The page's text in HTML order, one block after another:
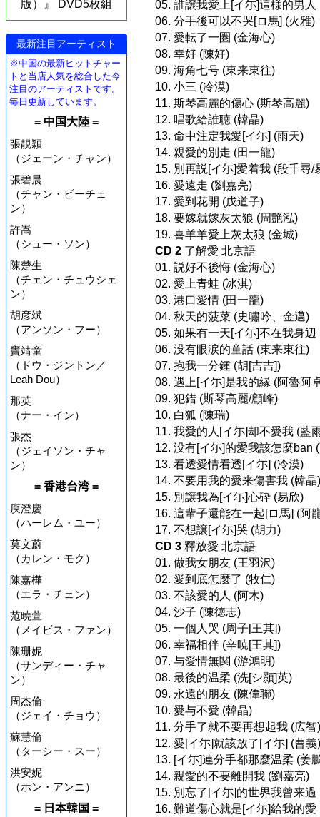
版）』 DVD5枚組
最新注目アーティスト
※中国の最新ヒットチャー
トと当店人気を総合した今
注目のアーティストです。
毎日更新しています。
= 中国大陸 =
張靚穎
（ジェーン・チャン）
張碧晨
（チャン・ビーチェ
ン）
許嵩
（シュー・ソン）
陳楚生
（チェン・チュウシェ
ン）
胡彦斌
（アンソン・フー）
竇靖童
（ドウ・ジントン／
Leah Dou）
那英
（ナー・イン）
張杰
（ジェイソン・チャ
ン）
= 香港台湾 =
庾澄慶
（ハーレム・ユー）
莫文蔚
（カレン・モク）
陳嘉樺
（エラ・チェン）
范曉萱
（メイビス・ファン）
陳珊妮
（サンディー・チャ
ン）
周杰倫
（ジェイ・チョウ）
蘇慧倫
（ターシー・スー）
洪安妮
（ホン・アンニ）
= 日本韓国 =
05. 誰譲我愛上[イ尓]這様的男人
06. 分手後可以不哭[ロ馬] (火雅)
07. 愛転了一圏 (金海心)
08. 幸好 (陳好)
09. 海角七号 (東来東往)
10. 小三 (冷漠)
11. 斯琴高麗的傷心 (斯琴高麗)
12. 唱歌給誰聴 (韓晶)
13. 命中注定我愛[イ尓] (雨天)
14. 親愛的別走 (田一龍)
15. 別再説[イ尓]愛着我 (段千尋/
16. 愛遠走 (劉嘉亮)
17. 愛到花開 (戊道子)
18. 要嫁就嫁灰太狼 (周艶泓)
19. 喜羊羊愛上灰太狼 (金城)
CD 2 了解愛 北京語
01. 説好不後悔 (金海心)
02. 愛上青蛙 (冰淇)
03. 港口愛情 (田一龍)
04. 秋天的菠菜 (史嘯吟、金邁)
05. 如果有一天[イ尓]不在我身辺
06. 没有眼涙的童話 (東来東往)
07. 抱我一分鍾 (胡[吉吉])
08. 遇上[イ尓]是我的縁 (阿魯阿
09. 犯錯 (斯琴高麗/顧峰)
10. 白狐 (陳瑞)
11. 我愛的人[イ尓]却不愛我 (藍
12. 没有[イ尓]的愛我該怎麼ban
13. 看透愛情看透[イ尓] (冷漠)
14. 不要用我的愛来傷害我 (韓晶)
15. 別譲我為[イ尓]心砕 (易欣)
16. 這輩子還能在一起[ロ馬] (阿
17. 不想譲[イ尓]哭 (胡力)
CD 3 釋放愛 北京語
01. 做我女朋友 (王羽沢)
02. 愛到底怎麼了 (牧仁)
03. 不該愛的人 (阿木)
04. 沙子 (陳徳志)
05. 一個人哭 (周子[王其])
06. 幸福相伴 (辛暁[王其])
07. 与愛情無関 (游鴻明)
08. 最後的温柔 (洗[シ顥]英)
09. 永遠的朋友 (陳偉聯)
10. 愛与不愛 (韓晶)
11. 分手了就不要再想起我 (広智)
12. 愛[イ尓]就該放了[イ尓] (曹義)
13. [イ尓]連分手都那麼温柔 (姜
14. 親愛的不要離開我 (劉嘉亮)
15. 別忘了[イ尓]的世界我曾来過
16. 難道傷心就是[イ尓]給我的愛